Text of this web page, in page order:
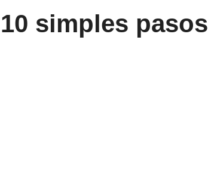
simples pasos